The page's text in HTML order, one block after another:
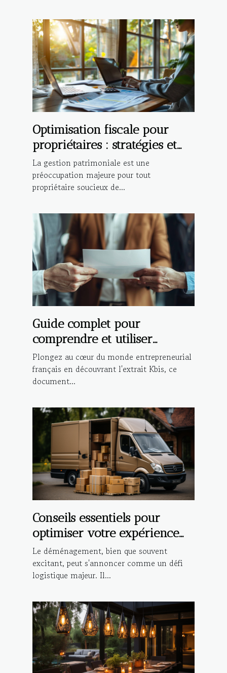
Optimisation fiscale pour
propriétaires : stratégies et
bénéfices
La gestion patrimoniale est une
préoccupation majeure pour tout
propriétaire soucieux de...
Guide complet pour
comprendre et utiliser
l'extrait Kbis dans les
démarches administratives et
commerciales
Plongez au cœur du monde entrepreneurial
français en découvrant l'extrait Kbis, ce
document...
Conseils essentiels pour
optimiser votre expérience
de déménagement local
Le déménagement, bien que souvent
excitant, peut s'annoncer comme un défi
logistique majeur. Il...